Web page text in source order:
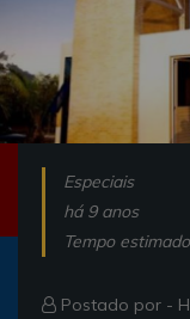
Especiais
há 9 anos
Tempo
Postado por -